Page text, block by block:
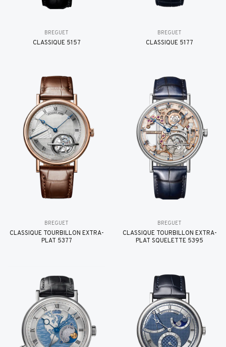
BREGUET
CLASSIQUE 5157
BREGUET
CLASSIQUE 5177
BREGUET
CLASSIQUE TOURBILLON EXTRA-
PLAT 5377
BREGUET
CLASSIQUE TOURBILLON EXTRA-
PLAT SQUELETTE 5395